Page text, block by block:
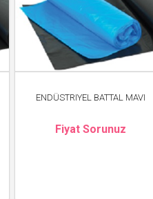
ENDÜSTRIYEL BATTAL MAVI
Fiyat Sorunuz